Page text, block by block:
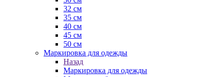
32 см
35 см
40 см
45 см
50 см
Маркировка для одежды
Назад
Маркировка для одежды